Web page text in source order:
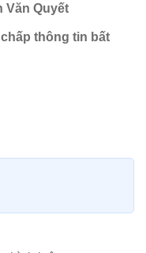
Văn Quyết
thông tin bất